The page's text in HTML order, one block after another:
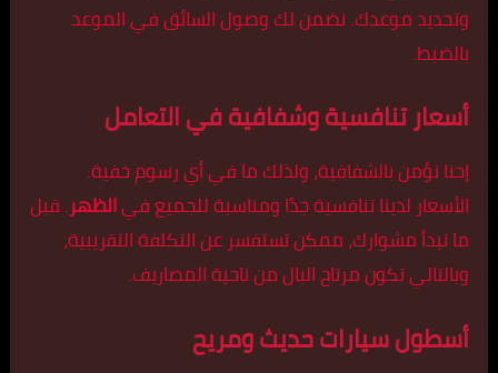
وتحديد موعدك. نضمن لك وصول السائق في الموعد
بالضبط.
أسعار تنافسية وشفافية في التعامل
إحنا نؤمن بالشفافية، ولذلك ما في أي رسوم خفية.
الأسعار لدينا تنافسية جدًا ومناسبة للجميع فيالظهر. قبل
ما تبدأ مشوارك، ممكن تستفسر عن التكلفة التقريبية،
وبالتالي تكون مرتاح البال من ناحية المصاريف.
أسطول سيارات حديث ومريح